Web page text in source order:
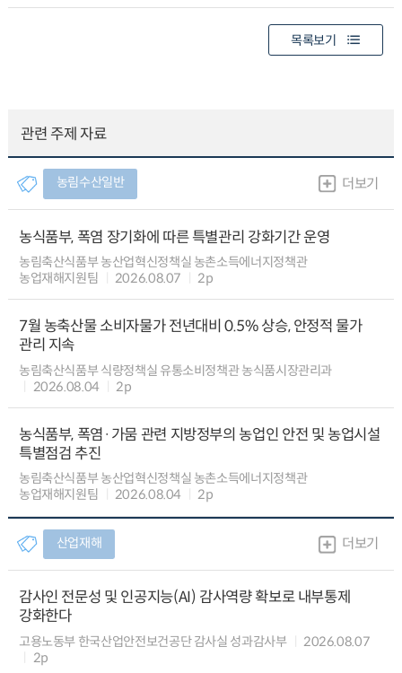
목록보기
관련 주제 자료
농림수산일반 더보기
농식품부, 폭염 장기화에 따른 특별관리 강화기간 운영
농림축산식품부 농산업혁신정책실 농촌소득에너지정책관
농업재해지원팀
2026.08.07 2p
7월 농축산물 소비자물가 전년대비 0.5% 상승, 안정적 물가
관리 지속
농림축산식품부 식량정책실 유통소비정책관 농식품시장관리과
2026.08.04
2p
농식품부, 폭염·가뭄 관련 지방정부의 농업인 안전 및 농업시설
특별점검 추진
농림축산식품부 농산업혁신정책실 농촌소득에너지정책관
농업재해지원팀
2026.08.04 2p
산업재해 더보기
감사인 전문성 및 인공지능(AI) 감사역량 확보로 내부통제
강화한다
고용노동부 한국산업안전보건공단 감사실 성과감사부
2026.08.07
2p